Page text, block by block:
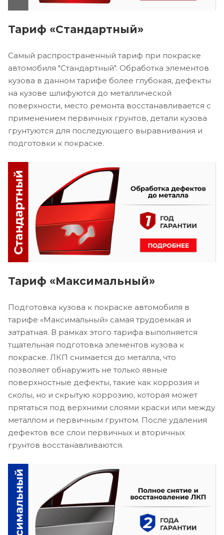
Тариф «Стандартный»
Самый распространенный тариф при покраске
автомобиля "Стандартный". Обработка элементов
кузова в данном тарифе более глубокая, дефекты
на кузове шлифуются до металлической
поверхности, место ремонта восстанавливается с
применением первичных грунтов, детали кузова
грунтуются для последующего выравнивания и
подготовки к покраске.
Тариф «Максимальный»
Подготовка кузова к покраске автомобиля в
тарифе «Максимальный» самая трудоемкая и
затратная. В рамках этого тарифа выполняется
тщательная подготовка элементов кузова к
покраске. ЛКП снимается до металла, что
позволяет обнаружить не только явные
поверхностные дефекты, такие как коррозия и
сколы, но и скрытую коррозию, которая может
прятаться под верхними слоями краски или между
металлом и первичным грунтом. После удаления
дефектов все слои первичных и вторичных
грунтов восстанавливаются.